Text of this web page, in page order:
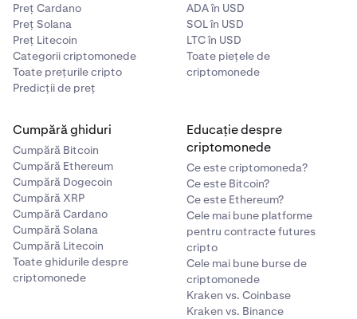
Preț Cardano
Preț Solana
Preț Litecoin
Categorii criptomonede
Toate prețurile cripto
Predicții de preț
ADA în USD
SOL în USD
LTC în USD
Toate piețele de
criptomonede
Cumpără ghiduri
Cumpără Bitcoin
Cumpără Ethereum
Cumpără Dogecoin
Cumpără XRP
Cumpără Cardano
Cumpără Solana
Cumpără Litecoin
Toate ghidurile despre
criptomonede
Educație despre
criptomonede
Ce este criptomoneda?
Ce este Bitcoin?
Ce este Ethereum?
Cele mai bune platforme
pentru contracte futures
cripto
Cele mai bune burse de
criptomonede
Kraken vs. Coinbase
Kraken vs. Binance